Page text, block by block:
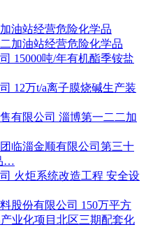
油站经营危险化学品
加油站经营危险化学品
15000吨/年有机酯季铵盐
12万t/a离子膜烧碱生产装
有限公司 淄博第一二二加
临淄金顺有限公司第三十
…
火炬系统改造工程 安全设
股份有限公司 150万平方
业化项目北区三期配套化